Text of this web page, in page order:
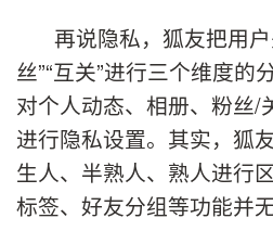
再说隐私，狐友把用
丝”“互关”进行三个维度的
对个人动态、相册、粉丝/
进行隐私设置。其实，狐
生人、半熟人、熟人进行
标签、好友分组等功能并